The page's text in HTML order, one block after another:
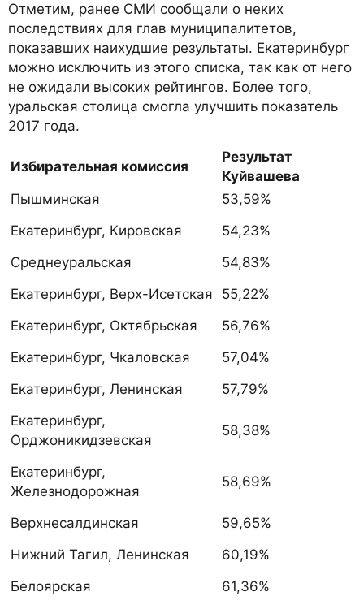
Отметим, ранее СМИ сообщали о неких
последствиях для глав муниципалитетов,
показавших наихудшие результаты. Екатеринбург
можно исключить из этого списка, так как от него
не ожидали высоких рейтингов. Более того,
уральская столица смогла улучшить показатель
2017 года.
Избирательная комиссия
Результат
Куйвашева
Пышминская
53,59%
Екатеринбург, Кировская
54,23%
Среднеуральская
54,83%
Екатеринбург, Верх-Исетская
55,22%
Екатеринбург, Октябрьская
56,76%
Екатеринбург, Чкаловская
57,04%
Екатеринбург, Ленинская
57,79%
Екатеринбург,
Орджоникидзевская
58,38%
Екатеринбург,
Железнодорожная
58,69%
Верхнесалдинская
59,65%
Нижний Тагил, Ленинская
60,19%
Белоярская
61,36%